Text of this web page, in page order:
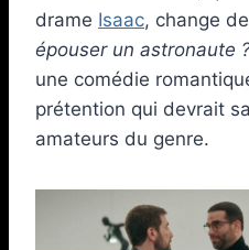
drame Isaac, change
épouser un astronaute
une comédie
prétention qui devrait
amateurs du genre.